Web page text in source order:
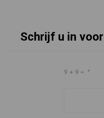
Schrijf u in
9 + 9 = *